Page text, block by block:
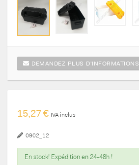
DEMANDEZ PLUS D'INFORMATIONS
15,27 € IVA inclus
0902_12
En stock! Expédition en 24-48h !